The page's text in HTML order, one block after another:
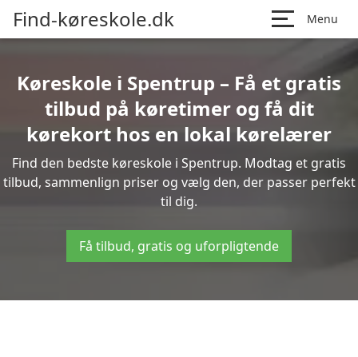
Find-køreskole.dk Menu
Køreskole i Spentrup – Få et gratis
tilbud på køretimer og få dit
kørekort hos en lokal kørelærer
Find den bedste køreskole i Spentrup. Modtag et gratis
tilbud, sammenlign priser og vælg den, der passer perfekt
til dig.
Få tilbud, gratis og uforpligtende